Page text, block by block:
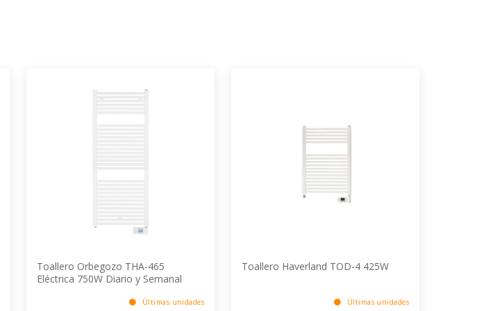
Toallero Orbegozo THA-465
Eléctrica 750W Diario y Semanal
Últimas unidades
Toallero Haverland TOD-4 425W
Últimas unidades